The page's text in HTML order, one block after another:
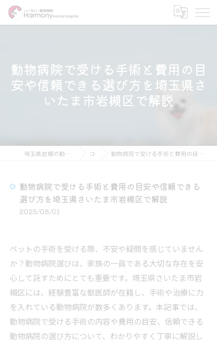
動物病院で受ける手術と費用の目
安や信頼できる選び方を埼玉県さ
いたま市岩槻区で解説
埼玉県岩槻の動物病院ならハーモニー動物病院 コラム 動物病院で受ける手術と費用の目安や信頼できる選び方を埼玉県さいたま市岩槻区で解説
動物病院で受ける手術と費用の目安や信頼できる
選び方を埼玉県さいたま市岩槻区で解説
2025/08/01
ペットの手術を受ける際、不安や疑問を感じていません
か？動物病院選びは、家族の一員である大切な存在を安
心して託すためにとても重要です。埼玉県さいたま市岩
槻区には、経験豊富な獣医師が在籍し、手術や治療に力
を入れている動物病院が数多くあります。本記事では、
動物病院で受ける手術の内容や費用の目安、信頼できる
動物病院の選び方について、わかりやすく丁寧に解説し